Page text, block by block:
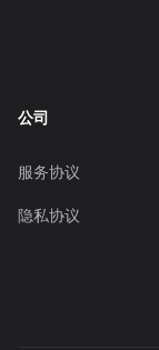
公司
服务协议
隐私协议